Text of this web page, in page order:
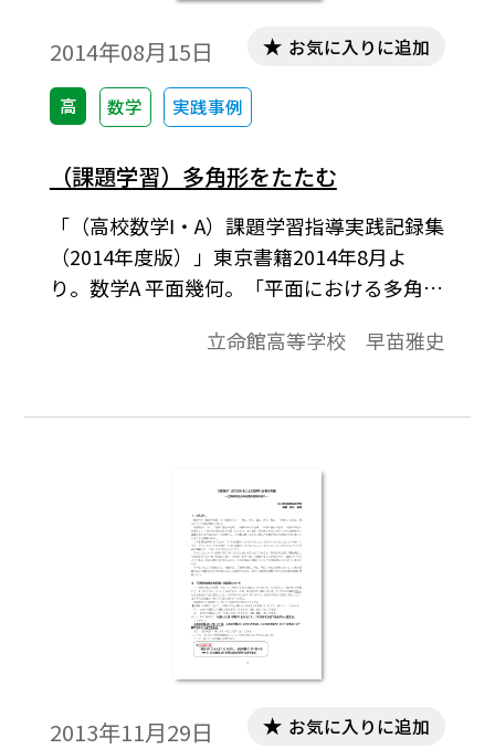
2014年08月15日
高 数学 実践事例
お気に入りに追加
（課題学習）多角形をたたむ
「（高校数学Ⅰ・A）課題学習指導実践記録集
（2014年度版）」東京書籍2014年8月よ
り。数学A 平面幾何。「平面における多角形
たたむことができる」ことを，三角形の内
な折り紙を教具として用いることで，より
立命館高等学校 早苗雅史
2013年11月29日 お気に入りに追加